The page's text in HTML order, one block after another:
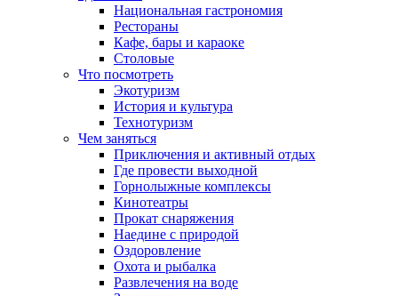
Национальная гастрономия
Рестораны
Кафе, бары и караоке
Столовые
Что посмотреть
Экотуризм
История и культура
Технотуризм
Чем заняться
Приключения и активный отдых
Где провести выходной
Горнолыжные комплексы
Кинотеатры
Прокат снаряжения
Наедине с природой
Оздоровление
Охота и рыбалка
Развлечения на воде